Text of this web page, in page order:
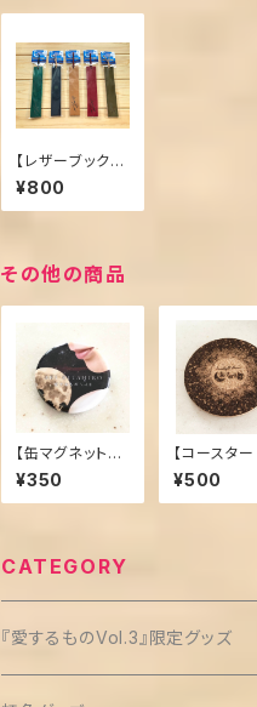
【レザーブックマ
ーカー】革製品
¥800
その他の商品
【缶マグネット】
愛するものVol.2
¥350
【コースタ
型】【ありがと
¥500
CATEGORY
『愛するものVol.3』限定グッズ